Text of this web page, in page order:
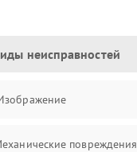
неисправностей
повреждения